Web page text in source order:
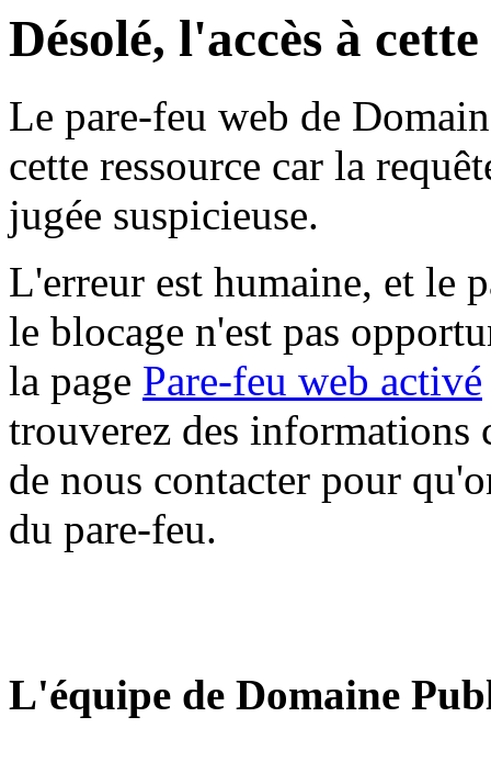
Désolé, l'accès à
Le pare-feu web de
cette ressource car la
jugée suspicieuse.
L'erreur est humaine, et le
le blocage n'est pas
la page Pare-feu web activé
trouverez des informations
de nous contacter pour
du pare-feu.
L'équipe de Domaine